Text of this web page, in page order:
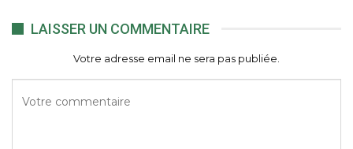
LAISSER UN COMMENTAIRE
Votre adresse email ne sera pas publiée.